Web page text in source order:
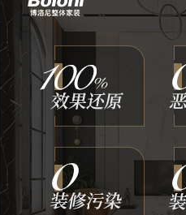
年轻屋主最爱的开放式厨